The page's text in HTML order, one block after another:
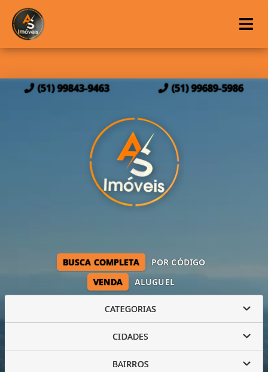
(51) 99843-9463 (51) 99689-5986
VENDA ALUGUEL
BUSCA COMPLETA POR CÓDIGO
CATEGORIAS
CIDADES
BAIRROS